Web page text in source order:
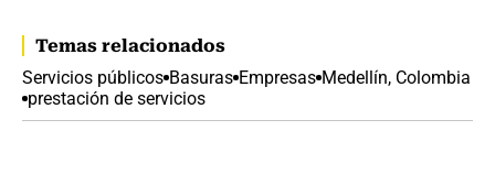
Temas relacionados
Servicios públicos Basuras Empresas Medellín, Colombia
prestación de servicios